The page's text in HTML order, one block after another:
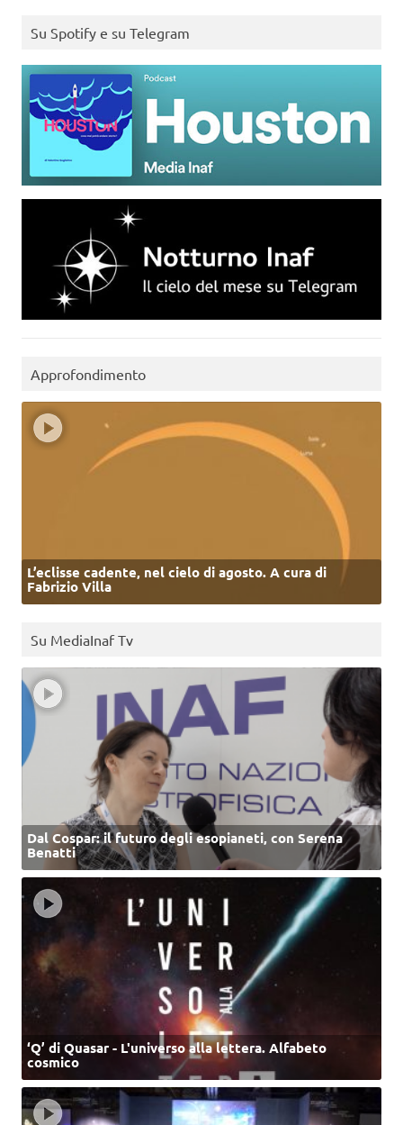
Su Spotify e su Telegram
Approfondimento
L’eclisse cadente, nel cielo di agosto. A cura di
Fabrizio Villa
Su MediaInaf Tv
Dal Cospar: il futuro degli esopianeti, con Serena
Benatti
‘Q’ di Quasar - L'universo alla lettera. Alfabeto
cosmico